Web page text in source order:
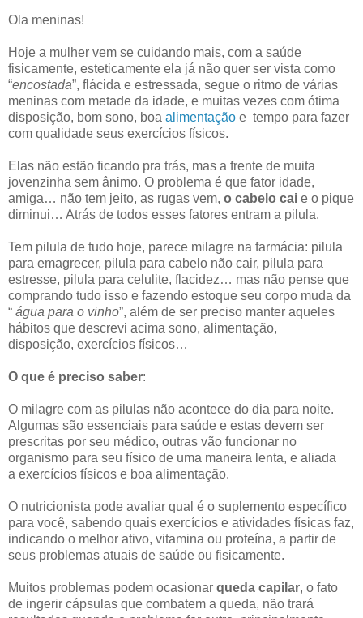
Ola meninas!
Hoje a mulher vem se cuidando mais, com a saúde
fisicamente, esteticamente ela já não quer ser vista como
“encostada”, flácida e estressada, segue o ritmo de várias
meninas com metade da idade, e muitas vezes com ótima
disposição, bom sono, boa alimentação e tempo para fazer
com qualidade seus exercícios físicos.
Elas não estão ficando pra trás, mas a frente de muita
jovenzinha sem ânimo. O problema é que fator idade,
amiga… não tem jeito, as rugas vem, o cabelo cai e o pique
diminui… Atrás de todos esses fatores entram a pilula.
Tem pilula de tudo hoje, parece milagre na farmácia: pilula
para emagrecer, pilula para cabelo não cair, pilula para
estresse, pilula para celulite, flacidez… mas não pense que
comprando tudo isso e fazendo estoque seu corpo muda da
“ água para o vinho”, além de ser preciso manter aqueles
hábitos que descrevi acima sono, alimentação,
disposição, exercícios físicos…
O que é preciso saber:
O milagre com as pilulas não acontece do dia para noite.
Algumas são essenciais para saúde e estas devem ser
prescritas por seu médico, outras vão funcionar no
organismo para seu físico de uma maneira lenta, e aliada
a exercícios físicos e boa alimentação.
O nutricionista pode avaliar qual é o suplemento específico
para você, sabendo quais exercícios e atividades físicas faz,
indicando o melhor ativo, vitamina ou proteína, a partir de
seus problemas atuais de saúde ou fisicamente.
Muitos problemas podem ocasionar queda capilar, o fato
de ingerir cápsulas que combatem a queda, não trará